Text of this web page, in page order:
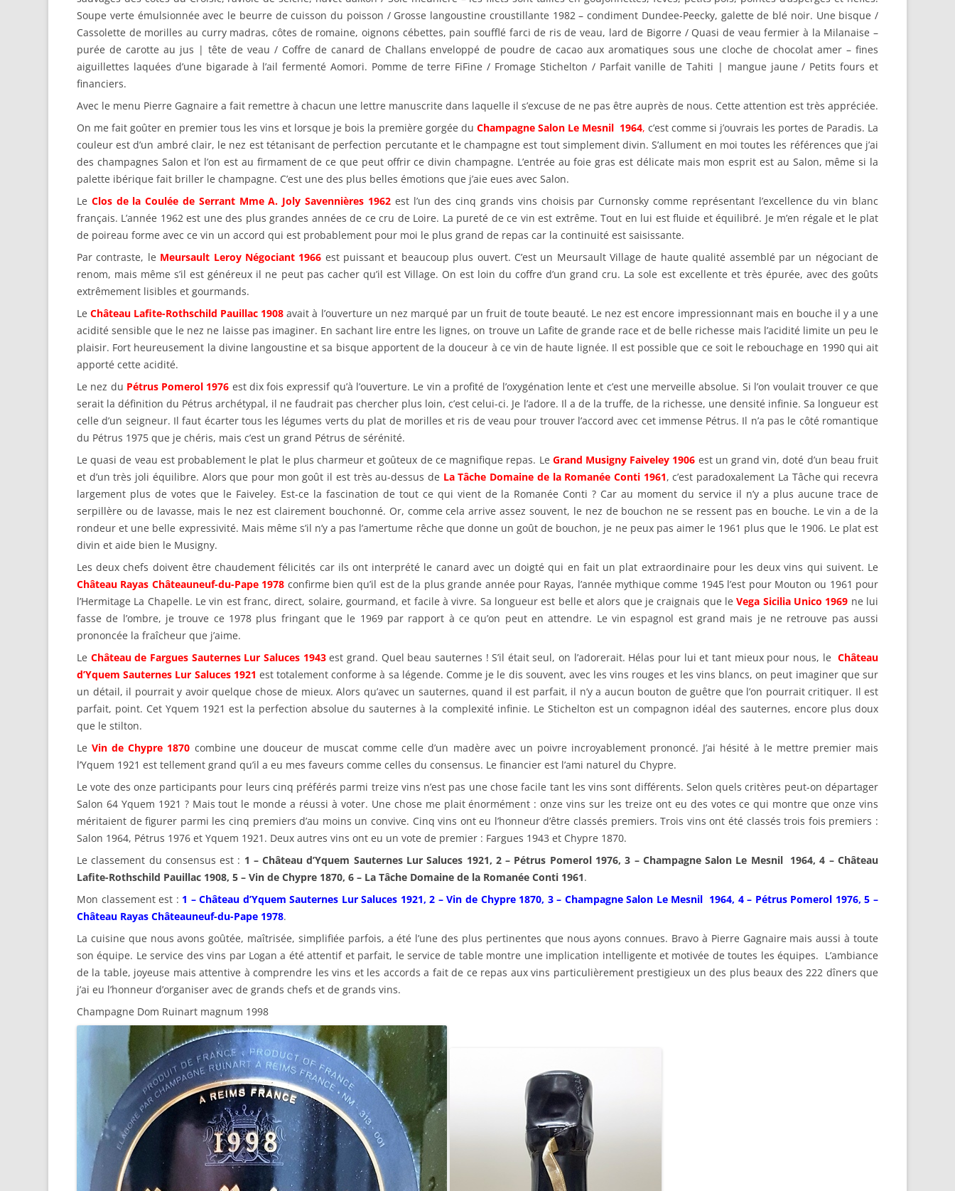
Soupe verte émulsionnée avec le beurre de cuisson du poisson / Grosse langoustine croustillante 1982 – condiment Dundee-Peecky, galette de blé noir. Une bisque /
Cassolette de morilles au curry madras, côtes de romaine, oignons cébettes, pain soufflé farci de ris de veau, lard de Bigorre / Quasi de veau fermier à la Milanaise –
purée de carotte au jus | tête de veau / Coffre de canard de Challans enveloppé de poudre de cacao aux aromatiques sous une cloche de chocolat amer – fines
aiguillettes laquées d’une bigarade à l’ail fermenté Aomori. Pomme de terre FiFine / Fromage Stichelton / Parfait vanille de Tahiti | mangue jaune / Petits fours et
financiers.
Avec le menu Pierre Gagnaire a fait remettre à chacun une lettre manuscrite dans laquelle il s’excuse de ne pas être auprès de nous. Cette attention est très appréciée.
On me fait goûter en premier tous les vins et lorsque je bois la première gorgée du Champagne Salon Le Mesnil 1964, c’est comme si j’ouvrais les portes de Paradis. La
couleur est d’un ambré clair, le nez est tétanisant de perfection percutante et le champagne est tout simplement divin. S’allument en moi toutes les références que j’ai
des champagnes Salon et l’on est au firmament de ce que peut offrir ce divin champagne. L’entrée au foie gras est délicate mais mon esprit est au Salon, même si la
palette ibérique fait briller le champagne. C’est une des plus belles émotions que j’aie eues avec Salon.
Le Clos de la Coulée de Serrant Mme A. Joly Savennières 1962est l’un des cinq grands vins choisis par Curnonsky comme représentant l’excellence du vin blanc
français. L’année 1962 est une des plus grandes années de ce cru de Loire. La pureté de ce vin est extrême. Tout en lui est fluide et équilibré. Je m’en régale et le plat
de poireau forme avec ce vin un accord qui est probablement pour moi le plus grand de repas car la continuité est saisissante.
Par contraste, le Meursault Leroy Négociant 1966 est puissant et beaucoup plus ouvert. C’est un Meursault Village de haute qualité assemblé par un négociant de
renom, mais même s’il est généreux il ne peut pas cacher qu’il est Village. On est loin du coffre d’un grand cru. La sole est excellente et très épurée, avec des goûts
extrêmement lisibles et gourmands.
LeChâteau Lafite-Rothschild Pauillac 1908 avait à l’ouverture un nez marqué par un fruit de toute beauté. Le nez est encore impressionnant mais en bouche il y a une
acidité sensible que le nez ne laisse pas imaginer. En sachant lire entre les lignes, on trouve un Lafite de grande race et de belle richesse mais l’acidité limite un peu le
plaisir. Fort heureusement la divine langoustine et sa bisque apportent de la douceur à ce vin de haute lignée. Il est possible que ce soit le rebouchage en 1990 qui ait
apporté cette acidité.
Le nez du Pétrus Pomerol 1976 est dix fois expressif qu’à l’ouverture. Le vin a profité de l’oxygénation lente et c’est une merveille absolue. Si l’on voulait trouver ce que
serait la définition du Pétrus archétypal, il ne faudrait pas chercher plus loin, c’est celui-ci. Je l’adore. Il a de la truffe, de la richesse, une densité infinie. Sa longueur est
celle d’un seigneur. Il faut écarter tous les légumes verts du plat de morilles et ris de veau pour trouver l’accord avec cet immense Pétrus. Il n’a pas le côté romantique
du Pétrus 1975 que je chéris, mais c’est un grand Pétrus de sérénité.
Le quasi de veau est probablement le plat le plus charmeur et goûteux de ce magnifique repas. Le Grand Musigny Faiveley 1906 est un grand vin, doté d’un beau fruit
et d’un très joli équilibre. Alors que pour mon goût il est très au-dessus de La Tâche Domaine de la Romanée Conti 1961, c’est paradoxalement La Tâche qui recevra
largement plus de votes que le Faiveley. Est-ce la fascination de tout ce qui vient de la Romanée Conti ? Car au moment du service il n’y a plus aucune trace de
serpillère ou de lavasse, mais le nez est clairement bouchonné. Or, comme cela arrive assez souvent, le nez de bouchon ne se ressent pas en bouche. Le vin a de la
rondeur et une belle expressivité. Mais même s’il n’y a pas l’amertume rêche que donne un goût de bouchon, je ne peux pas aimer le 1961 plus que le 1906. Le plat est
divin et aide bien le Musigny.
Les deux chefs doivent être chaudement félicités car ils ont interprété le canard avec un doigté qui en fait un plat extraordinaire pour les deux vins qui suivent. Le
Château Rayas Châteauneuf-du-Pape 1978 confirme bien qu’il est de la plus grande année pour Rayas, l’année mythique comme 1945 l’est pour Mouton ou 1961 pour
l’Hermitage La Chapelle. Le vin est franc, direct, solaire, gourmand, et facile à vivre. Sa longueur est belle et alors que je craignais que leVega Sicilia Unico 1969 ne lui
fasse de l’ombre, je trouve ce 1978 plus fringant que le 1969 par rapport à ce qu’on peut en attendre. Le vin espagnol est grand mais je ne retrouve pas aussi
prononcée la fraîcheur que j’aime.
Le Château de Fargues Sauternes Lur Saluces 1943est grand. Quel beau sauternes ! S’il était seul, on l’adorerait. Hélas pour lui et tant mieux pour nous, leChâteau
d’Yquem Sauternes Lur Saluces 1921 est totalement conforme à sa légende. Comme je le dis souvent, avec les vins rouges et les vins blancs, on peut imaginer que sur
un détail, il pourrait y avoir quelque chose de mieux. Alors qu’avec un sauternes, quand il est parfait, il n’y a aucun bouton de guêtre que l’on pourrait critiquer. Il est
parfait, point. Cet Yquem 1921 est la perfection absolue du sauternes à la complexité infinie. Le Stichelton est un compagnon idéal des sauternes, encore plus doux
que le stilton.
LeVin de Chypre 1870 combine une douceur de muscat comme celle d’un madère avec un poivre incroyablement prononcé. J’ai hésité à le mettre premier mais
l’Yquem 1921 est tellement grand qu’il a eu mes faveurs comme celles du consensus. Le financier est l’ami naturel du Chypre.
Le vote des onze participants pour leurs cinq préférés parmi treize vins n’est pas une chose facile tant les vins sont différents. Selon quels critères peut-on départager
Salon 64 Yquem 1921 ? Mais tout le monde a réussi à voter. Une chose me plait énormément : onze vins sur les treize ont eu des votes ce qui montre que onze vins
méritaient de figurer parmi les cinq premiers d’au moins un convive. Cinq vins ont eu l’honneur d’être classés premiers. Trois vins ont été classés trois fois premiers :
Salon 1964, Pétrus 1976 et Yquem 1921. Deux autres vins ont eu un vote de premier : Fargues 1943 et Chypre 1870.
Le classement du consensus est : 1 – Château d’Yquem Sauternes Lur Saluces 1921, 2 – Pétrus Pomerol 1976, 3 – Champagne Salon Le Mesnil 1964, 4 – Château
Lafite-Rothschild Pauillac 1908, 5 – Vin de Chypre 1870, 6 – La Tâche Domaine de la Romanée Conti 1961.
Mon classement est : 1 – Château d’Yquem Sauternes Lur Saluces 1921, 2 – Vin de Chypre 1870, 3 – Champagne Salon Le Mesnil 1964, 4 – Pétrus Pomerol 1976, 5 –
Château Rayas Châteauneuf-du-Pape 1978.
La cuisine que nous avons goûtée, maîtrisée, simplifiée parfois, a été l’une des plus pertinentes que nous ayons connues. Bravo à Pierre Gagnaire mais aussi à toute
son équipe. Le service des vins par Logan a été attentif et parfait, le service de table montre une implication intelligente et motivée de toutes les équipes. L’ambiance
de la table, joyeuse mais attentive à comprendre les vins et les accords a fait de ce repas aux vins particulièrement prestigieux un des plus beaux des 222 dîners que
j’ai eu l’honneur d’organiser avec de grands chefs et de grands vins.
Champagne Dom Ruinart magnum 1998